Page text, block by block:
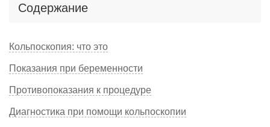
Содержание
Кольпоскопия: что это
Показания при беременности
Противопоказания к процедуре
Диагностика при помощи кольпоскопии